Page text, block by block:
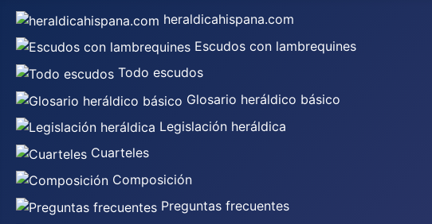
heraldicahispana.com
Escudos con lambrequines
Todo escudos
Glosario heráldico básico
Legislación heráldica
Cuarteles
Composición
Preguntas frecuentes